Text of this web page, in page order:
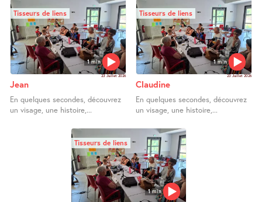
1 min
Tisseurs de liens
23 Juillet 2026
Jean
En quelques secondes, découvrez
un visage, une histoire,...
1 min
Tisseurs de liens
23 Juillet 2026
Claudine
En quelques secondes, découvrez
un visage, une histoire,...
1 min
Tisseurs de liens